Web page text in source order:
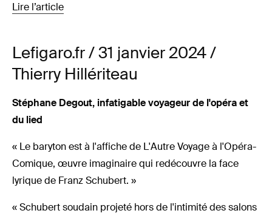
Lire l’article
Lefigaro.fr / 31 janvier 2024 /
Thierry Hillériteau
Stéphane Degout, infatigable voyageur de l'opéra et
du lied
« Le baryton est à l'affiche de L'Autre Voyage à l'Opéra-
Comique, œuvre imaginaire qui redécouvre la face
lyrique de Franz Schubert. »
« Schubert soudain projeté hors de l'intimité des salons